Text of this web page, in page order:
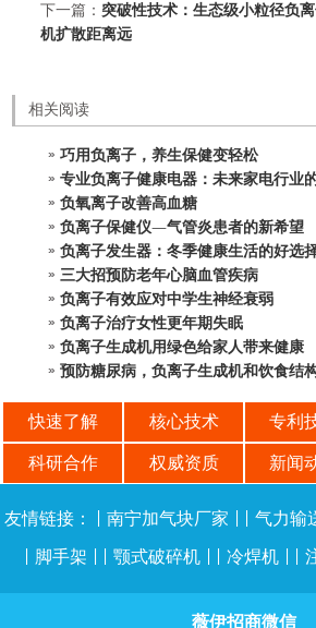
下一篇： 突破性技术：生态级小粒径负
机扩散距离远
相关阅读
巧用负离子，养生保健变轻松
专业负离子健康电器：未来家电行业
负氧离子改善高血糖
负离子保健仪—气管炎患者的新希望
负离子发生器：冬季健康生活的好选
三大招预防老年心脑血管疾病
负离子有效应对中学生神经衰弱
负离子治疗女性更年期失眠
负离子生成机用绿色给家人带来健康
预防糖尿病，负离子生成机和饮食结
快速了解 核心技术 专利
科研合作 权威资质 新闻
友情链接： 南宁加气块厂家 气力输
脚手架 颚式破碎机 冷焊机
薇伊招商微信